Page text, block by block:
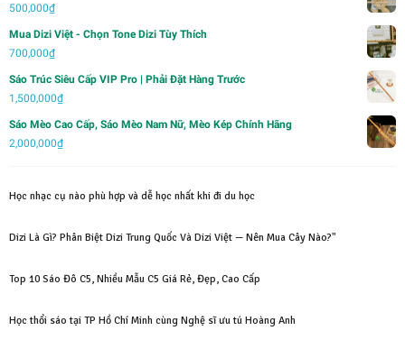
750,000₫.
500,000₫
Mua Dizi Việt - Chọn Tone Dizi Tùy Thích
700,000₫
Sáo Trúc Siêu Cấp VIP Pro | Phải Đặt Hàng Trước
1,500,000₫
Sáo Mèo Cao Cấp, Sáo Mèo Nam Nữ, Mèo Kép Chính Hãng
2,000,000₫
Học nhạc cụ nào phù hợp và dễ học nhất khi đi du học
Dizi Là Gì? Phân Biệt Dizi Trung Quốc Và Dizi Việt — Nên Mua Cây Nào?"
Top 10 Sáo Đô C5, Nhiều Mẫu C5 Giá Rẻ, Đẹp, Cao Cấp
Học thổi sáo tại TP Hồ Chí Minh cùng Nghệ sĩ ưu tú Hoàng Anh